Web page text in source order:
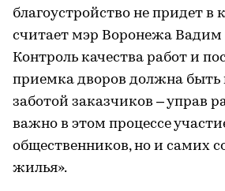
благоустройство не придет в
считает мэр Воронежа Вадим
Контроль качества работ и
приемка дворов должна быть
заботой заказчиков – управ
важно в этом процессе
общественников, но и самих
жилья».